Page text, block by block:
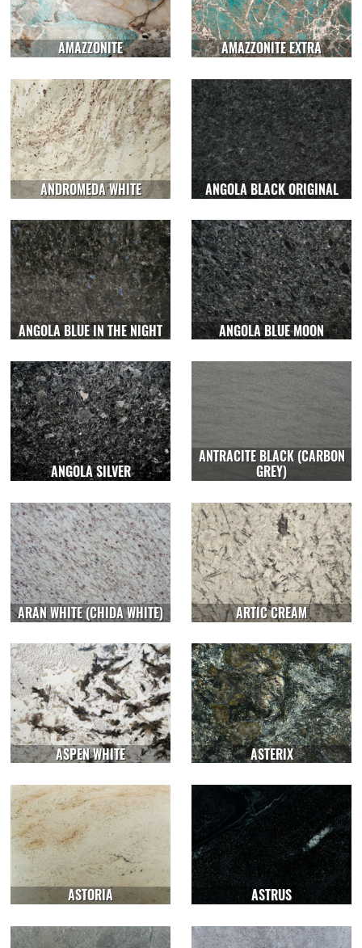
AMAZZONITE AMAZZONITE EXTRA
ANDROMEDA WHITE ANGOLA BLACK ORIGINAL
ANGOLA BLUE IN THE NIGHT ANGOLA BLUE MOON
ANGOLA SILVER
ANTRACITE BLACK (CARBON
GREY)
ARAN WHITE (CHIDA WHITE) ARTIC CREAM
ASPEN WHITE ASTERIX
ASTORIA ASTRUS